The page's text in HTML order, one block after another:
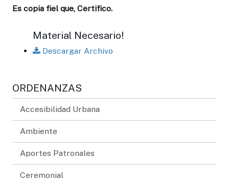
Es copia fiel que, Certifico.
Material Necesario!
Descargar Archivo
ORDENANZAS
Accesibilidad Urbana
Ambiente
Aportes Patronales
Ceremonial